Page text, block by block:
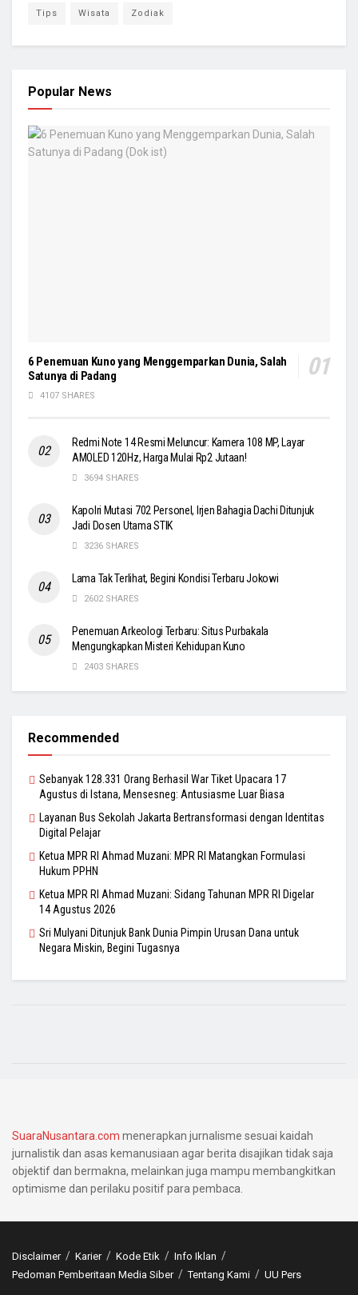
Tips Wisata Zodiak
Popular News
6 Penemuan Kuno yang Menggemparkan Dunia, Salah
Satunya di Padang
4107 SHARES
Redmi Note 14 Resmi Meluncur: Kamera 108 MP, Layar
AMOLED 120Hz, Harga Mulai Rp2 Jutaan!
3694 SHARES
Kapolri Mutasi 702 Personel, Irjen Bahagia Dachi Ditunjuk
Jadi Dosen Utama STIK
3236 SHARES
Lama Tak Terlihat, Begini Kondisi Terbaru Jokowi
2602 SHARES
Penemuan Arkeologi Terbaru: Situs Purbakala
Mengungkapkan Misteri Kehidupan Kuno
2403 SHARES
Recommended
Sebanyak 128.331 Orang Berhasil War Tiket Upacara 17
Agustus di Istana, Mensesneg: Antusiasme Luar Biasa
Layanan Bus Sekolah Jakarta Bertransformasi dengan Identitas
Digital Pelajar
Ketua MPR RI Ahmad Muzani: MPR RI Matangkan Formulasi
Hukum PPHN
Ketua MPR RI Ahmad Muzani: Sidang Tahunan MPR RI Digelar
14 Agustus 2026
Sri Mulyani Ditunjuk Bank Dunia Pimpin Urusan Dana untuk
Negara Miskin, Begini Tugasnya
SuaraNusantara.com menerapkan jurnalisme sesuai kaidah
jurnalistik dan asas kemanusiaan agar berita disajikan tidak saja
objektif dan bermakna, melainkan juga mampu membangkitkan
optimisme dan perilaku positif para pembaca.
Disclaimer Karier Kode Etik
Info Iklan
Pedoman Pemberitaan Media Siber
Tentang Kami UU Pers